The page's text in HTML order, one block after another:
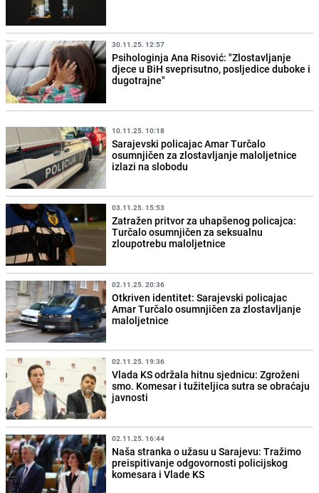
30.11.25. 12:57
Psihologinja Ana Risović: "Zlostavljanje
djece u BiH sveprisutno, posljedice duboke i
dugotrajne"
10.11.25. 10:18
Sarajevski policajac Amar Turčalo
osumnjičen za zlostavljanje maloljetnice
izlazi na slobodu
03.11.25. 15:53
Zatražen pritvor za uhapšenog policajca:
Turčalo osumnjičen za seksualnu
zloupotrebu maloljetnice
02.11.25. 20:36
Otkriven identitet: Sarajevski policajac
Amar Turčalo osumnjičen za zlostavljanje
maloljetnice
02.11.25. 19:36
Vlada KS održala hitnu sjednicu: Zgroženi
smo. Komesar i tužiteljica sutra se obraćaju
javnosti
02.11.25. 16:44
Naša stranka o užasu u Sarajevu: Tražimo
preispitivanje odgovornosti policijskog
komesara i Vlade KS